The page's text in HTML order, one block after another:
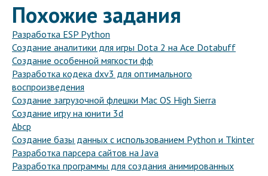
Похожие задания
Разработка ESP Python
Создание аналитики для игры Dota 2 на Ace Dotabuff
Создание особенной мягкости фф
Разработка кодека dxv3 для оптимального
воспроизведения
Создание загрузочной флешки Mac OS High Sierra
Создание игру на юнити 3d
Abcp
Создание базы данных с использованием Python и Tkinter
Разработка парсера сайтов на Java
Разработка программы для создания анимированных